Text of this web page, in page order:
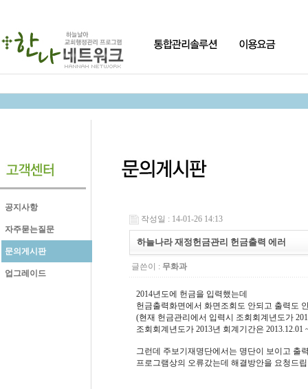
공지사항
자주묻는질문
문의게시판
업그레이드
작성일 : 14-01-26 14:13
하늘나라 재정헌금관리 헌금출력 에러
글쓴이 : 무화과
2014년도에 헌금을 입력했는데
헌금출력화면에서 화면조회도 안되고 출력도
(현재 헌금관리에서 입력시 조회회계년도가
조회회계년도가 2013년 회계기간은 2013.12.01
그런데 주보기재명단에서는 명단이 보이고 출
프로그램상의 오류갔는데 해결방안을 요청드